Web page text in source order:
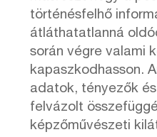
történésfelhő
átláthatatlanná
során végre valami
kapaszkodhasson.
adatok, tényezők
felvázolt
képzőművészeti